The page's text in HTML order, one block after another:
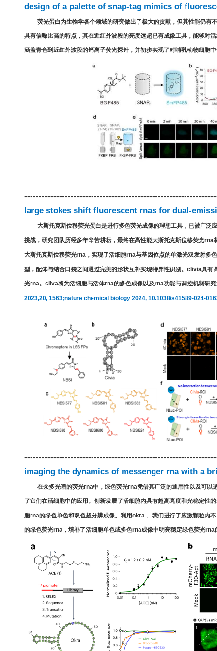
design of a palette of snap-tag mimics of
荧光蛋白为生物学各个领域的研究做出了极大的贡献，但其性能仍有
具有信噪比高的特点，其在近红外波段的亮度远超已有成像工具，能够对
涵盖青色到近红外波段的钙离子荧光探针，并初步实现了对哺乳动物细胞
large stokes shift fluorescent rnas for dual-
大斯托克斯位移荧光蛋白是进行多色荧光成像的理想工具，已被广泛
挑战，研究团队历经多年辛苦耕耘，最终在高性能大斯托克斯位移荧光rna
大斯托克斯位移荧光rna ，实现了活细胞rna与基因位点的单激光双发射多
型，配体与结合口袋之间通过完美的形状互补实现特异性识别。 clivia具有
光rna。 cliva将为活细胞与活体rna的多色成像以及rna功能与调控机制研
2023,20, 1563;nature chemical biology 2024, 10.1038/s41589-024-
imaging the dynamics of messenger rna with a
在众多光谱的荧光rna中，绿色荧光rna凭借其广泛的通用性以及可以
了它们在活细胞中的应用。创新发展了活细胞内具有超高亮度和光稳定性
胞rna的绿色单色和双色超分辨成像。利用okra ， 我们进行了应激颗粒内
的绿色荧光rna ，填补了活细胞单色或多色rna成像中明亮稳定绿色荧光rna